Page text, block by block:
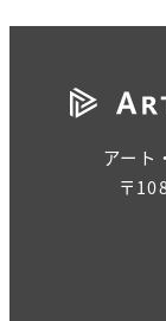
アート
〒